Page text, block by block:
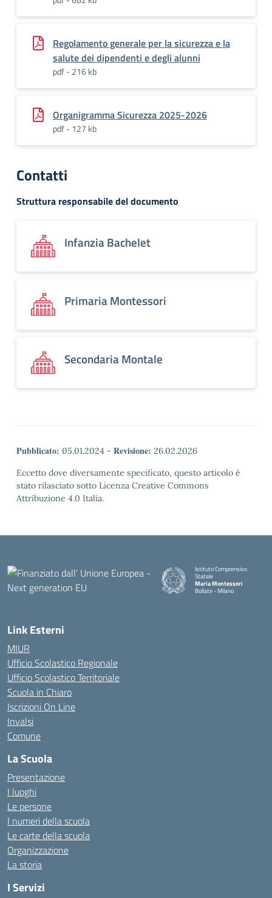
Regolamento generale per la sicurezza e la
salute dei dipendenti e degli alunni
pdf - 216 kb
Organigramma Sicurezza 2025-2026
pdf - 127 kb
Contatti
Struttura responsabile del documento
Infanzia Bachelet
Primaria Montessori
Secondaria Montale
Pubblicato: 05.01.2024 - Revisione: 26.02.2026
Eccetto dove diversamente specificato, questo articolo è
stato rilasciato sotto Licenza Creative Commons
Attribuzione 4.0 Italia.
Istituto Comprensivo
Statale
Maria Montessori
Bollate - Milano
Link Esterni
MIUR
Ufficio Scolastico Regionale
Ufficio Scolastico Territoriale
Scuola in Chiaro
Iscrizioni On Line
Invalsi
Comune
La Scuola
Presentazione
I luoghi
Le persone
I numeri della scuola
Le carte della scuola
Organizzazione
La storia
I Servizi